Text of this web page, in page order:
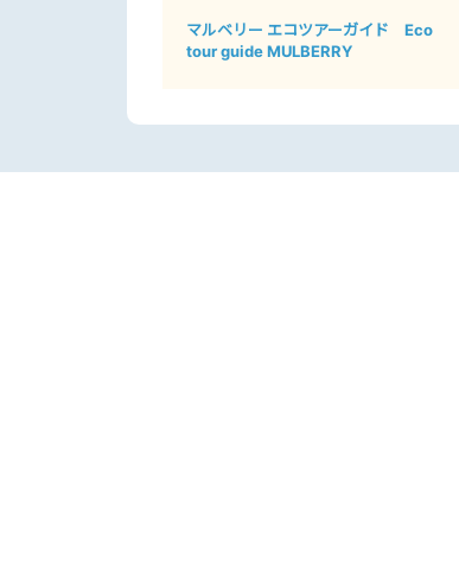
マルベリー エコツアーガイド Eco
tour guide MULBERRY